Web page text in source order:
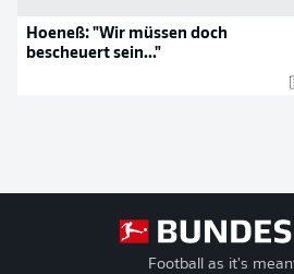
Hoeneß: "Wir müssen doch
bescheuert sein..."
Football as it's